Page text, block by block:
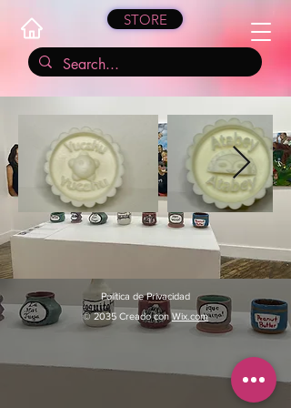
STORE
Política de Privacidad
© 2035 Creado conWix.com